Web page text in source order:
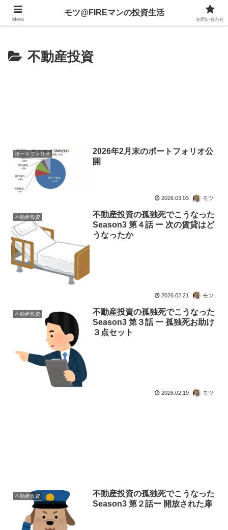
不動産、投資信託、暗号資産、株式、等々への投資について
不動産投資
ポートフォリオ
2026年2月末のポートフォリオ公
開
2026.03.03 モツ
不動産投資
不動産投資の孤独死でこうなった
Season3 第４話 ー 次の賃貸はど
うなったか
2026.02.21 モツ
不動産投資
不動産投資の孤独死でこうなった
Season3 第３話 ー 孤独死お助け
３点セット
2026.02.19 モツ
不動産投資
不動産投資の孤独死でこうなった
Season3 第２話ー 開放された扉
Menu
モツ@FIREマンの投資生活
お問い合わせ